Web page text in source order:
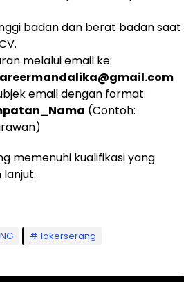
badan dan berat badan saat
melalui email ke:
email dengan format:
(Contoh:
memenuhi kualifikasi yang
lokerserang